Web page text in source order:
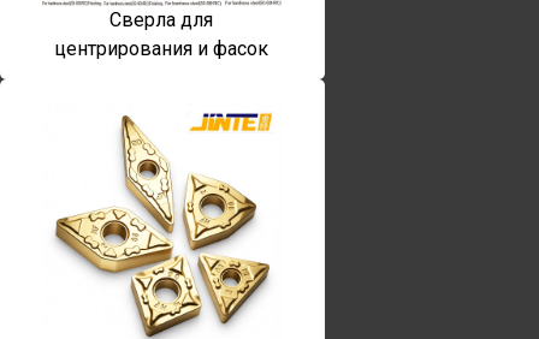
Сверла для
центрирования и фасок